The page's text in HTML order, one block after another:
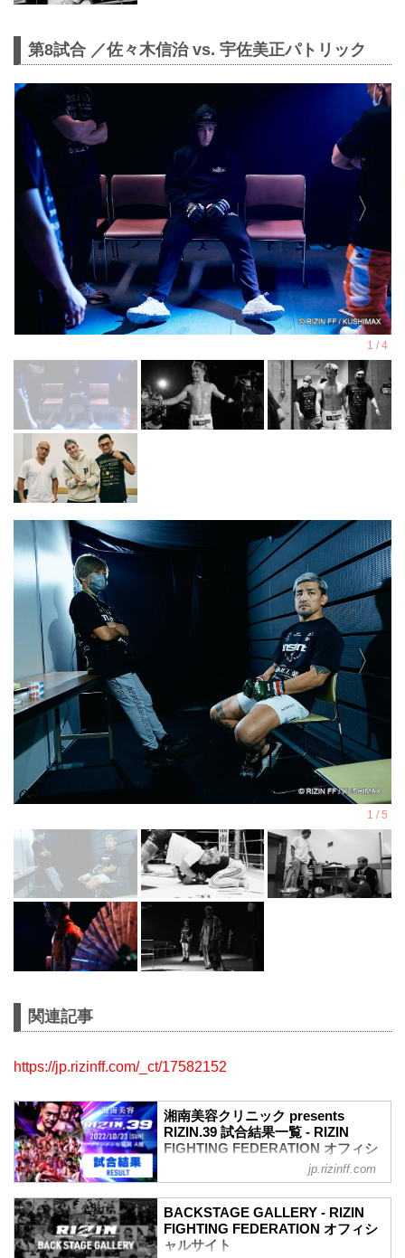
第8試合 ／佐々木信治 vs. 宇佐美正パトリック
関連記事
https://jp.rizinff.com/_ct/17582152
湘南美容クリニック presents
RIZIN.39 試合結果一覧 - RIZIN
FIGHTING FEDERATION オフィシ
久絢太郎 vs. クレベル・コイケ
RIZIN MMAルール：5分 3R（66.0kg）
（LOSE）牛久絢太郎 vs. クレベル・コイ
jp.rizinff.com
BACKSTAGE GALLERY - RIZIN
FIGHTING FEDERATION オフィシ
ャルサイト